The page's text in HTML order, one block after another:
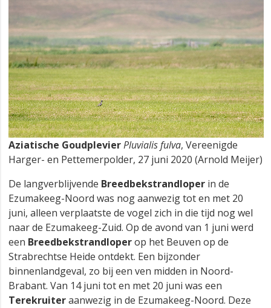
Aziatische GoudplevierPluvialis fulva, Vereenigde
Harger- en Pettemerpolder, 27 juni 2020 (Arnold Meijer)
De langverblijvende Breedbekstrandloper in de
Ezumakeeg-Noord was nog aanwezig tot en met 20
juni, alleen verplaatste de vogel zich in die tijd nog wel
naar de Ezumakeeg-Zuid. Op de avond van 1 juni werd
een Breedbekstrandloperop het Beuven op de
Strabrechtse Heide ontdekt. Een bijzonder
binnenlandgeval, zo bij een ven midden in Noord-
Brabant. Van 14 juni tot en met 20 juni was een
Terekruiteraanwezig in de Ezumakeeg-Noord. Deze